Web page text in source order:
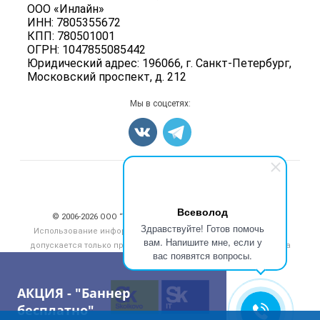
Всеволод
Здравствуйте! Готов помочь
вам. Напишите мне, если у
вас появятся вопросы.
АКЦИЯ - "Баннер
бесплатно"
ООО «Инлайн»
ИНН: 7805355672
КПП: 780501001
ОГРН: 1047855085442
Юридический адрес: 196066, г. Санкт-Петербург,
Московский проспект, д. 212
Политика обработки персональных данных
Мониторинг
Вакансии
Мясные полуфабрикаты
Мясные снеки
Яйца
Карта объявлений
Мы в соцсетях:
© 2006‑2026 ООО “Инлайн”. 12+ Все права защищены.
Использование информации, размещенной на данном сайте,
допускается только при размещении активной гиперссылки на
meatinfo.ru